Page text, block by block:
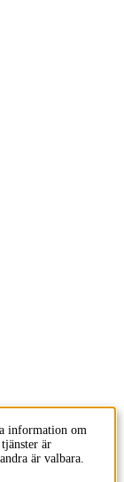
information om
är
är valbara.